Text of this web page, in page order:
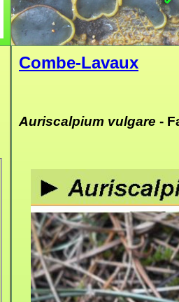
Combe-Lavaux
Auriscalpium vulgare -